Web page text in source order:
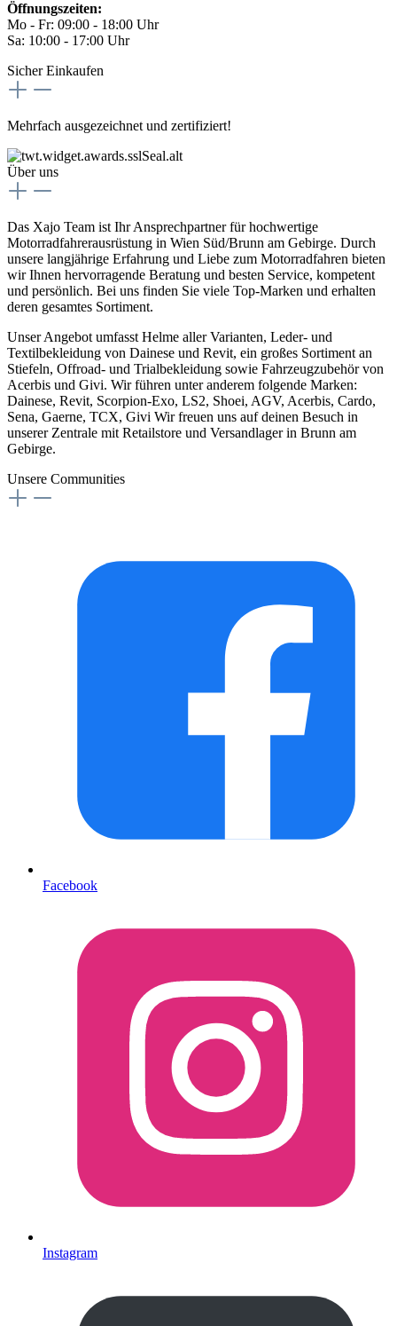
Öffnungszeiten:
Mo - Fr: 09:00 - 18:00 Uhr
Sa: 10:00 - 17:00 Uhr
Sicher Einkaufen
Mehrfach ausgezeichnet und zertifiziert!
Über uns
Das Xajo Team ist Ihr Ansprechpartner für hochwertige
Motorradfahrerausrüstung in Wien Süd/Brunn am Gebirge. Durch
unsere langjährige Erfahrung und Liebe zum Motorradfahren bieten
wir Ihnen hervorragende Beratung und besten Service, kompetent
und persönlich. Bei uns finden Sie viele Top-Marken und erhalten
deren gesamtes Sortiment.
Unser Angebot umfasst Helme aller Varianten, Leder- und
Textilbekleidung von Dainese und Revit, ein großes Sortiment an
Stiefeln, Offroad- und Trialbekleidung sowie Fahrzeugzubehör von
Acerbis und Givi. Wir führen unter anderem folgende Marken:
Dainese, Revit, Scorpion-Exo, LS2, Shoei, AGV, Acerbis, Cardo,
Sena, Gaerne, TCX, Givi Wir freuen uns auf deinen Besuch in
unserer Zentrale mit Retailstore und Versandlager in Brunn am
Gebirge.
Unsere Communities
Facebook
Instagram